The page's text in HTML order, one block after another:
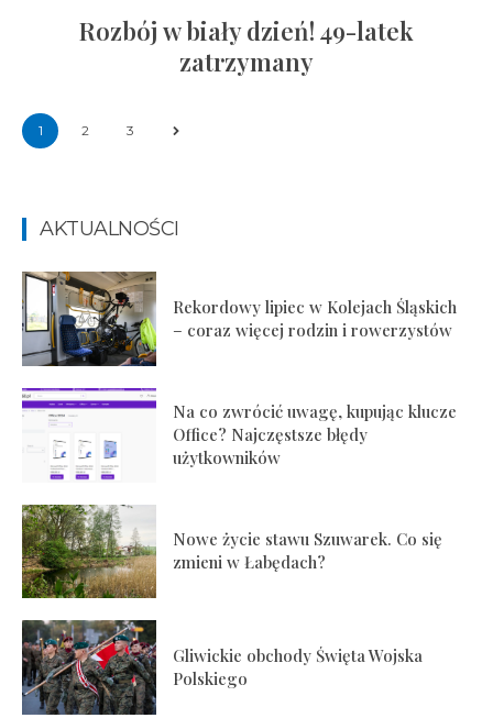
Rozbój w biały dzień! 49-latek
zatrzymany
1 2 3
AKTUALNOŚCI
Rekordowy lipiec w Kolejach Śląskich
– coraz więcej rodzin i rowerzystów
Na co zwrócić uwagę, kupując klucze
Office? Najczęstsze błędy
użytkowników
Nowe życie stawu Szuwarek. Co się
zmieni w Łabędach?
Gliwickie obchody Święta Wojska
Polskiego